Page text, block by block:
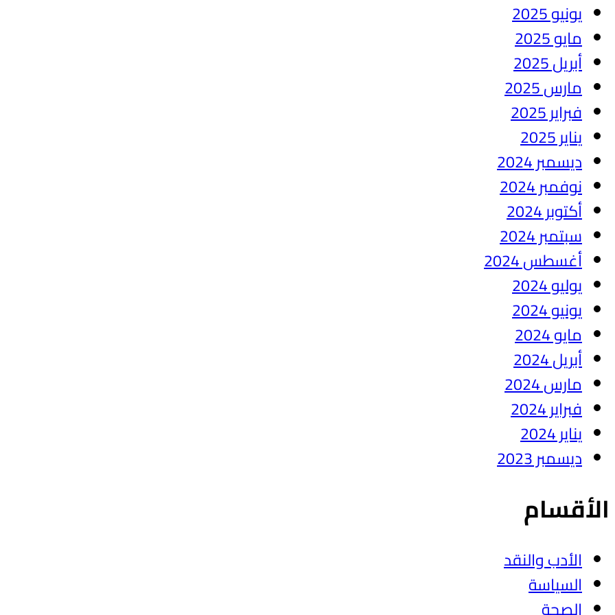
يونيو 2025
مايو 2025
أبريل 2025
مارس 2025
فبراير 2025
يناير 2025
ديسمبر 2024
نوفمبر 2024
أكتوبر 2024
سبتمبر 2024
أغسطس 2024
يوليو 2024
يونيو 2024
مايو 2024
أبريل 2024
مارس 2024
فبراير 2024
يناير 2024
ديسمبر 2023
الأقسام
الأدب والنقد
السياسة
الصحة